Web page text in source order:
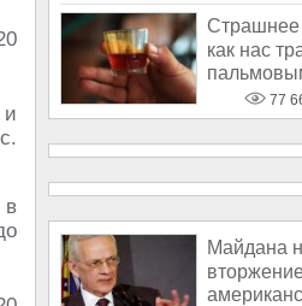
в
Страшнее
как нас
77
Майдана